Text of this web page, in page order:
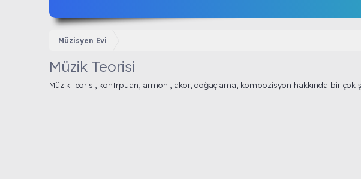
Müzisyen Evi
Müzik Teorisi
Müzik teorisi, kontrpuan, armoni, akor, doğaçlama, kompozisyon hakkında bir çok